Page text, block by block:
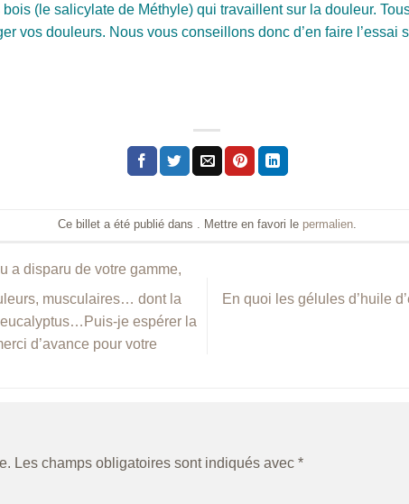
(le salicylate de Méthyle) qui travaillent sur la douleur.
vos douleurs. Nous vous conseillons donc d’en faire l’essai
Ce billet a été publié dans . Mettre en favori le permalien.
a disparu de votre gamme,
musculaires… dont la
je espérer la
d’avance pour votre
En quoi les gélules d’huile
Les champs obligatoires sont indiqués avec *